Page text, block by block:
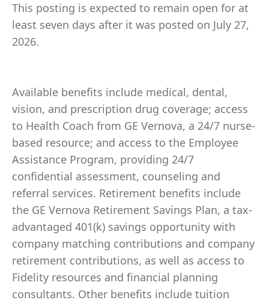
This posting is expected to remain open for at
least seven days after it was posted on July 27,
2026.
Available benefits include medical, dental,
vision, and prescription drug coverage; access
to Health Coach from GE Vernova, a 24/7 nurse-
based resource; and access to the Employee
Assistance Program, providing 24/7
confidential assessment, counseling and
referral services. Retirement benefits include
the GE Vernova Retirement Savings Plan, a tax-
advantaged 401(k) savings opportunity with
company matching contributions and company
retirement contributions, as well as access to
Fidelity resources and financial planning
consultants. Other benefits include tuition